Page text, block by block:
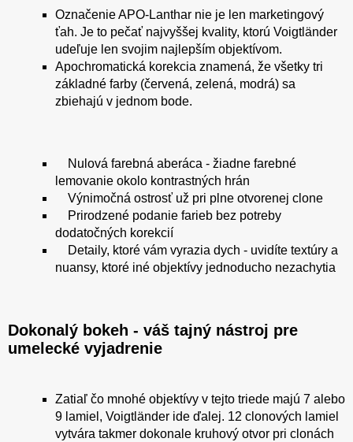
Označenie APO-Lanthar nie je len marketingový
ťah. Je to pečať najvyššej kvality, ktorú Voigtländer
udeľuje len svojim najlepším objektívom.
Apochromatická korekcia znamená, že všetky tri
základné farby (červená, zelená, modrá) sa
zbiehajú v jednom bode.
Nulová farebná aberáca - žiadne farebné
lemovanie okolo kontrastných hrán
Výnimočná ostrosť už pri plne otvorenej clone
Prirodzené podanie farieb bez potreby
dodatočných korekcií
Detaily, ktoré vám vyrazia dych - uvidíte textúry a
nuansy, ktoré iné objektívy jednoducho nezachytia
Dokonalý bokeh - váš tajný nástroj pre
umelecké vyjadrenie
Zatiaľ čo mnohé objektívy v tejto triede majú 7 alebo
9 lamiel, Voigtländer ide ďalej. 12 clonových lamiel
vytvára takmer dokonale kruhový otvor pri clonách